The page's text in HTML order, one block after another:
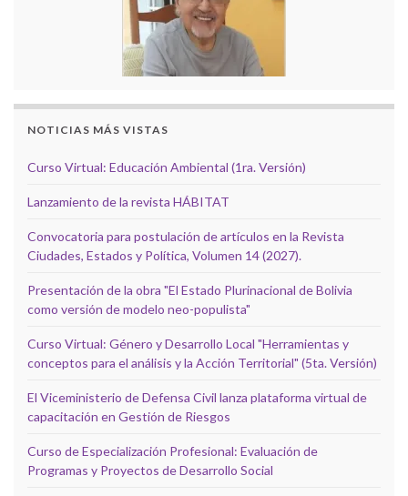
NOTICIAS MÁS VISTAS
Curso Virtual: Educación Ambiental (1ra. Versión)
Lanzamiento de la revista HÁBITAT
Convocatoria para postulación de artículos en la Revista
Ciudades, Estados y Política, Volumen 14 (2027).
Presentación de la obra "El Estado Plurinacional de Bolivia
como versión de modelo neo-populista"
Curso Virtual: Género y Desarrollo Local "Herramientas y
conceptos para el análisis y la Acción Territorial" (5ta. Versión)
El Viceministerio de Defensa Civil lanza plataforma virtual de
capacitación en Gestión de Riesgos
Curso de Especialización Profesional: Evaluación de
Programas y Proyectos de Desarrollo Social